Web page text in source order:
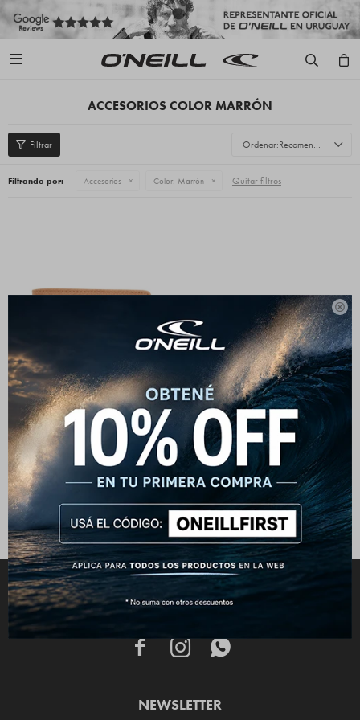


ACCESORIOS COLOR MARRÓN
Recomendados
Filtrando por: Accesorios Color: Marrón Quitar filtros
Billetera O'Neill Glass -
Habano
CONECTATE
  
NEWSLETTER